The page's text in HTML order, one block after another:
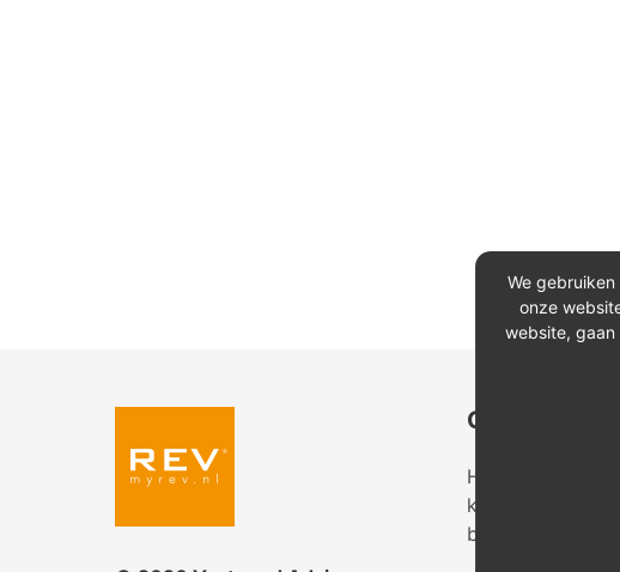
Contact
Heeft u vragen?
kantooruren
bekijk onze
We
onze
website, gaan